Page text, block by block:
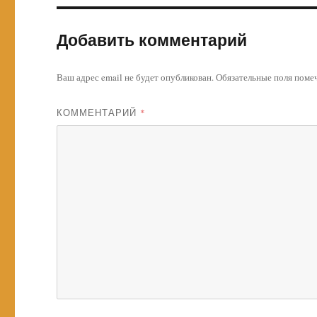
Добавить комментарий
Ваш адрес email не будет опубликован.Обязательные поля
КОММЕНТАРИЙ *